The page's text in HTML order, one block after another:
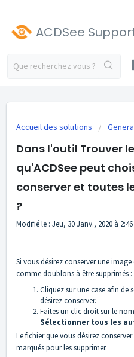
ACDSee
Accueil des solutions
Dans l'outil Trouver
qu'ACDSee peut
conserver et toutes
?
Modifié le : Jeu, 30 Janv., 2020 à 2:46
Si vous désirez conserver une
comme doublons à être supprimés :
Cliquez sur une case afin de
désirez conserver.
Faites un clic droit sur le
Sélectionner tous les
Le fichier que vous désirez
marqués pour les supprimer.